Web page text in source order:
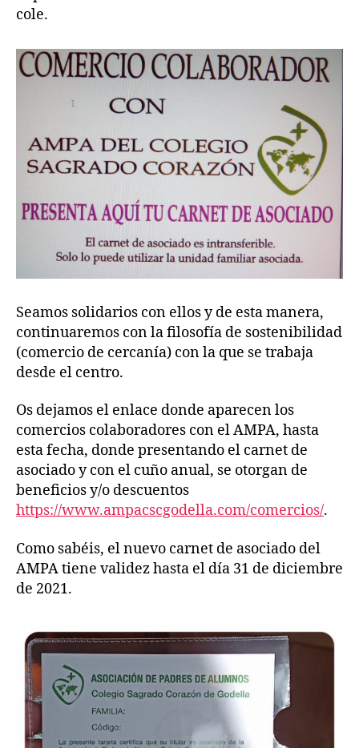
cole.
Seamos solidarios con ellos y de esta manera,
continuaremos con la filosofía de sostenibilidad
(comercio de cercanía) con la que se trabaja
desde el centro.
Os dejamos el enlace donde aparecen los
comercios colaboradores con el AMPA, hasta
esta fecha, donde presentando el carnet de
asociado y con el cuño anual, se otorgan de
beneficios y/o descuentos
https://www.ampacscgodella.com/comercios/.
Como sabéis, el nuevo carnet de asociado del
AMPA tiene validez hasta el día 31 de diciembre
de 2021.